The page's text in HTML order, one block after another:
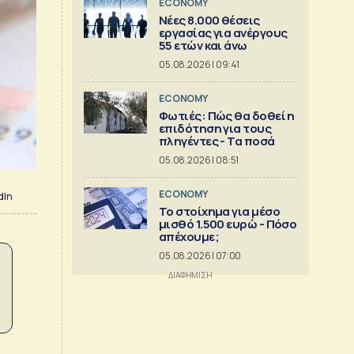
ECONOMY
Νέες 8.000 θέσεις
εργασίας για ανέργους
55 ετών και άνω
05.08.2026 | 09:41
ECONOMY
Φωτιές: Πώς θα δοθεί η
επιδότηση για τους
πληγέντες - Τα ποσά
05.08.2026 | 08:51
ECONOMY
Το στοίχημα για μέσο
μισθό 1.500 ευρώ - Πόσο
απέχουμε;
05.08.2026 | 07:00